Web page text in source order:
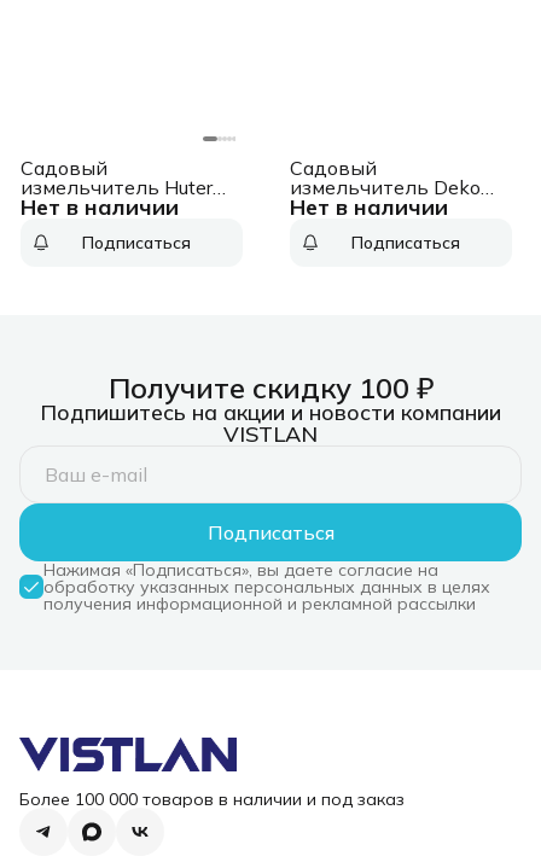
Нет в наличии
Садовый
измельчитель Huter
ESH-40 2500Вт
Подписаться
Нет в наличии
Садовый
измельчитель Deko
DKSH2800 2800Вт
Подписаться
Получите скидку 100 ₽
Подпишитесь на акции и новости компании
VISTLAN
Подписаться
Нажимая «Подписаться», вы даете согласие на
обработку указанных персональных данных в целях
получения информационной и рекламной рассылки
Более 100 000 товаров в наличии и под заказ